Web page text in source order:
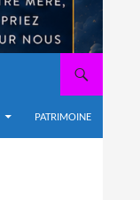
PATRIMOINE